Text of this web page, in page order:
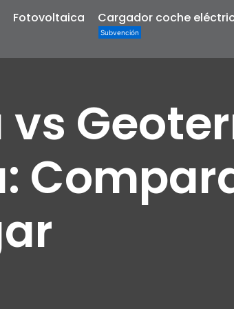
Fotovoltaica Cargador coche